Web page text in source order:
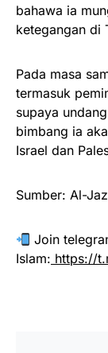
bahawa ia
ketegangan di
Pada masa
termasuk
supaya
bimbang ia
Israel dan
Sumber: Al-
Join
Islam: https://